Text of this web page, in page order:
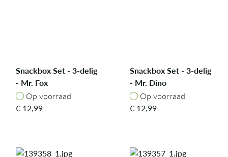
Snackbox Set - 3-delig
- Mr. Fox
Op voorraad
Op voorraad
€ 12,99
Snackbox Set - 3-delig
- Mr. Dino
Op voorraad
Op voorraad
€ 12,99